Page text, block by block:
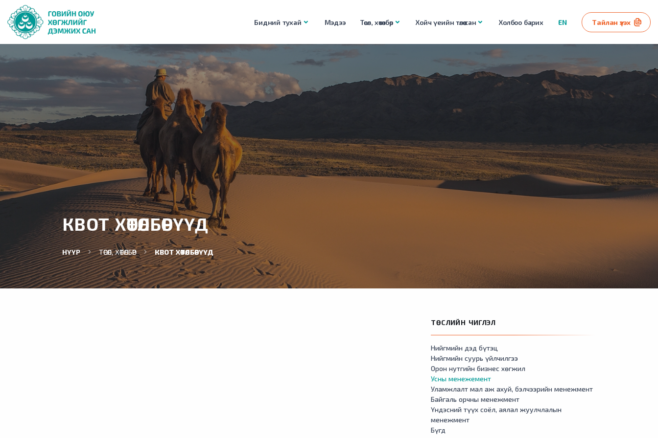
Бидний тухай Мэдээ Төсөл, хөтөлбөр Хойч үеийн төлөө сан Холбоо барих EN Тайлан үзэх
КВОТ ХӨТӨЛБӨРҮҮД
НҮҮР ТӨСӨЛ, ХӨТӨЛБӨР КВОТ ХӨТӨЛБӨРҮҮД
ТӨСЛИЙН ЧИГЛЭЛ
Нийгмийн дэд бүтэц
Нийгмийн суурь үйлчилгээ
Орон нутгийн бизнес хөгжил
Усны менежемент
Уламжлалт мал аж ахуй, бэлчээрийн менежмент
Байгаль орчны менежмент
Үндэсний түүх соёл, аялал жуулчлалын
менежмент
Бүгд